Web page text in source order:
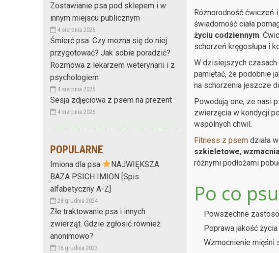
Zostawianie psa pod sklepem i w
innym miejscu publicznym
4 sierpnia 2026
Śmierć psa. Czy można się do niej
przygotować? Jak sobie poradzić?
Rozmowa z lekarzem weterynarii i z
psychologiem
4 sierpnia 2026
Sesja zdjęciowa z psem na prezent
4 sierpnia 2026
POPULARNE
Imiona dla psa
NAJWIĘKSZA
BAZA PSICH IMION [Spis
alfabetyczny A-Z]
28 grudnia 2024
Złe traktowanie psa i innych
zwierząt. Gdzie zgłosić również
anonimowo?
16 grudnia 2023
Różnorodność ćwiczeń
świadomość ciała
życiu codziennym.
schorzeń kręgosłupa i
W dzisiejszych
pamiętać, że podobnie
na schorzenia jeszcze
Powodują one, ze nasi
zwierzęcia w kondycji
wspólnych chwil.
Fitness z psemdziała
szkieletowe,
różnymi podłożami
Po co
Powszechne
Poprawa jakość
Wzmocnienie mięśni